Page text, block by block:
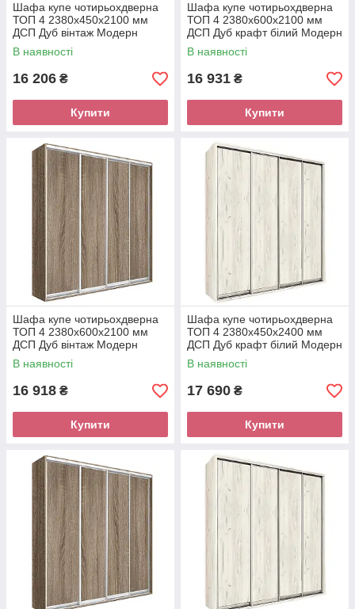
Шафа купе чотирьохдверна
ТОП 4 2380х450х2100 мм
ДСП Дуб вінтаж Модерн
В наявності
16 206 ₴
Купити
Шафа купе чотирьохдверна
ТОП 4 2380х600х2100 мм
ДСП Дуб крафт білий Модерн
В наявності
16 931 ₴
Купити
Шафа купе чотирьохдверна
ТОП 4 2380х600х2100 мм
ДСП Дуб вінтаж Модерн
В наявності
16 918 ₴
Купити
Шафа купе чотирьохдверна
ТОП 4 2380х450х2400 мм
ДСП Дуб крафт білий Модерн
В наявності
17 690 ₴
Купити